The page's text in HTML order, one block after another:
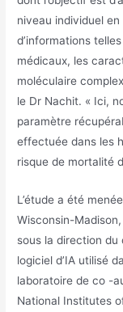
niveau individuel
d’informations
médicaux, les
moléculaire
le Dr Nachit. « Ici,
paramètre
effectuée dans les
risque de mortalité
L’étude a été
Wisconsin-
sous la direction
logiciel d’IA utilisé
laboratoire de co -
National Institutes